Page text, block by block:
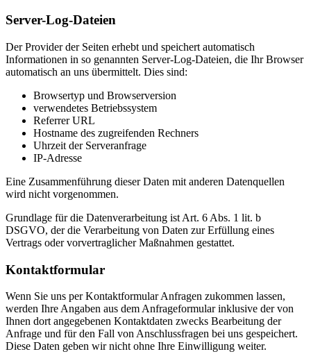
Server-Log-Dateien
Der Provider der Seiten erhebt und speichert automatisch
Informationen in so genannten Server-Log-Dateien, die Ihr Browser
automatisch an uns übermittelt. Dies sind:
Browsertyp und Browserversion
verwendetes Betriebssystem
Referrer URL
Hostname des zugreifenden Rechners
Uhrzeit der Serveranfrage
IP-Adresse
Eine Zusammenführung dieser Daten mit anderen Datenquellen
wird nicht vorgenommen.
Grundlage für die Datenverarbeitung ist Art. 6 Abs. 1 lit. b
DSGVO, der die Verarbeitung von Daten zur Erfüllung eines
Vertrags oder vorvertraglicher Maßnahmen gestattet.
Kontaktformular
Wenn Sie uns per Kontaktformular Anfragen zukommen lassen,
werden Ihre Angaben aus dem Anfrageformular inklusive der von
Ihnen dort angegebenen Kontaktdaten zwecks Bearbeitung der
Anfrage und für den Fall von Anschlussfragen bei uns gespeichert.
Diese Daten geben wir nicht ohne Ihre Einwilligung weiter.